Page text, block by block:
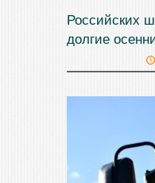
Российских
долгие